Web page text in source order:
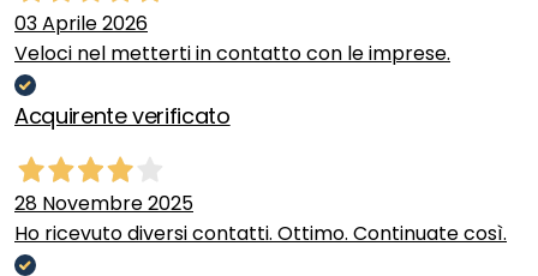
03 Aprile 2026
Veloci nel metterti in contatto con le imprese.
Acquirente verificato
28 Novembre 2025
Ho ricevuto diversi contatti. Ottimo. Continuate così.